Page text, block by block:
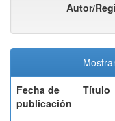
Autor/
Fecha de
publicación
Título